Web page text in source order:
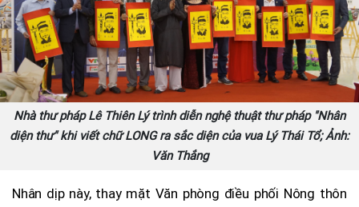
Nhà thư pháp Lê Thiên Lý trình diễn nghệ thuật thư pháp "Nhân
diện thư" khi viết chữ LONG ra sắc diện của vua Lý Thái Tổ; Ảnh:
Văn Thắng
Nhân dịp này, thay mặt Văn phòng điều phối Nông thôn